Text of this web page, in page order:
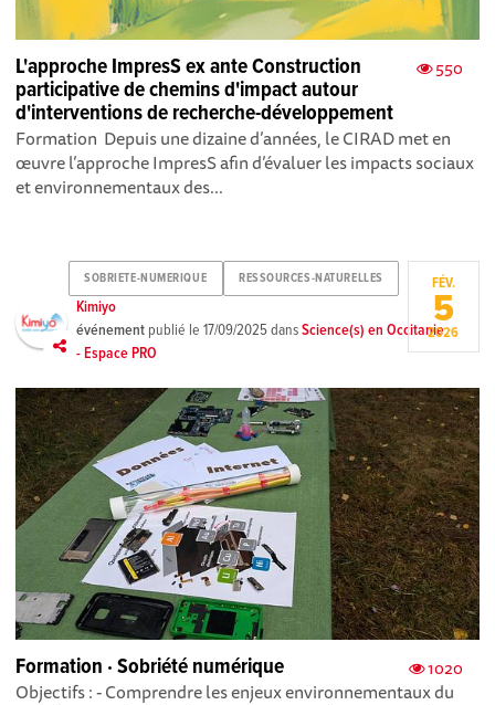
550
L'approche ImpresS ex ante Construction
participative de chemins d'impact autour
d'interventions de recherche-développement
Formation Depuis une dizaine d’années, le CIRAD met en
œuvre l’approche ImpresS afin d’évaluer les impacts sociaux
et environnementaux des...
SOBRIETE-NUMERIQUE RESSOURCES-NATURELLES
Kimiyo
événement publié le17/09/2025dansScience(s) en Occitanie
- Espace PRO
FÉV.
5
2026
1020
Formation · Sobriété numérique
Objectifs : - Comprendre les enjeux environnementaux du